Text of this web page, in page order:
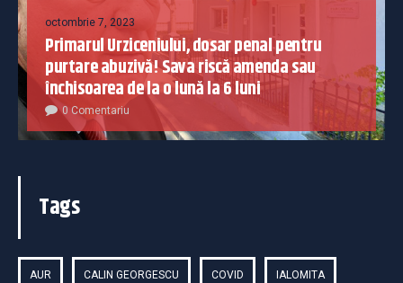
octombrie 7, 2023
Primarul Urziceniului, dosar penal pentru
purtare abuzivă! Sava riscă amenda sau
închisoarea de la o lună la 6 luni
0 Comentariu
Tags
AUR CALIN GEORGESCU COVID IALOMITA